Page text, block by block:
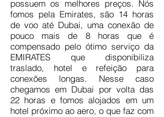
possuem os melhores preços. Nós
fomos pela Emirates, são 14 horas
de voo até Dubai, uma conexão de
pouco mais de 8 horas que é
compensado pelo ótimo serviço da
EMIRATES que disponibiliza
traslado, hotel e refeição para
conexões longas. Nesse caso
chegamos em Dubai por volta das
22 horas e fomos alojados em um
hotel próximo ao aero, o que faz com